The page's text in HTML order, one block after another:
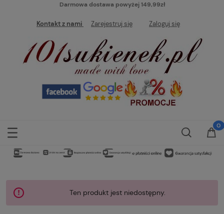
Darmowa dostawa powyżej 149,99zł
Kontakt z nami Zarejestruj się Zaloguj się
Ten produkt jest niedostępny.